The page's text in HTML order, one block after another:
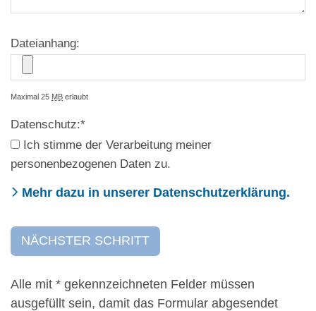
Dateianhang:
Maximal 25 MB erlaubt
Datenschutz:*
Ich stimme der Verarbeitung meiner
personenbezogenen Daten zu.
Mehr dazu in unserer Datenschutzerklärung.
Alle mit * gekennzeichneten Felder müssen
ausgefüllt sein, damit das Formular abgesendet